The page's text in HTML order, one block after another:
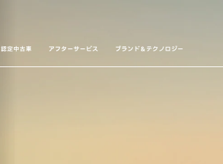
認定中古車 アフターサービス ブランド＆テクノロジー